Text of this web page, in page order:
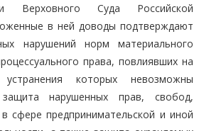
Верховного Суда Российской
в ней доводы подтверждают
нарушений норм материального
права, повлиявших на
которых невозможны
нарушенных прав, свобод,
сфере предпринимательской и иной